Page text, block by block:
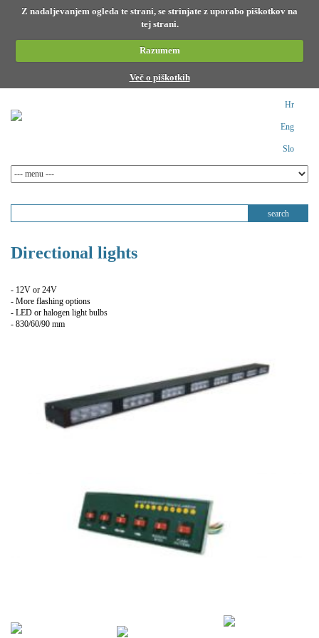
Z nadaljevanjem ogleda te strani, se strinjate z uporabo piškotkov na
tej strani.
Razumem
Več o piškotkih
Hr
Eng
Slo
Directional lights
- 12V or 24V
- More flashing options
- LED or halogen light bulbs
- 830/60/90 mm